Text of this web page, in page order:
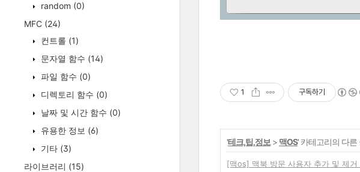
random (0)
MFC (24)
컨트롤 (1)
문자열 함수 (14)
파일 함수 (0)
디렉토리 함수 (0)
날짜 및 시간 함수 (0)
유용한 정보 (6)
기타 (3)
라이브러리 (15)
1 구독하기
'테크,팁,정보 > 맥OS' 카테고리의 다른
[맥os] 맥북 방문 사용자 추가 및 제거